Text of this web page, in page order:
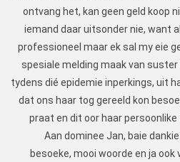
ontvang het, kan geen geld koop
iemand daar uitsonder nie, want
professioneel maar ek sal my eie
spesiale melding maak van suster
tydens dié epidemie inperkings, uit
dat ons haar tog gereeld kon
praat en dit oor haar persoonlike
Aan dominee Jan, baie
besoeke, mooi woorde en ja ook